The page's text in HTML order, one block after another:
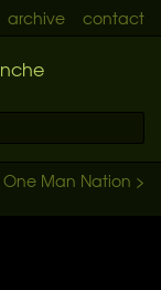
archive contact
One Man Nation >